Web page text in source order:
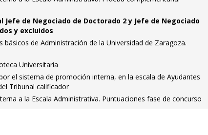
de Negociado de Doctorado 2 y Jefe de Negociado
y excluidos
de Administración de la Universidad de Zaragoza.
Universitaria
el sistema de promoción interna, en la escala de Ayudantes
Tribunal calificador
a la Escala Administrativa. Puntuaciones fase de concurso